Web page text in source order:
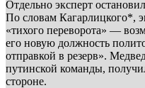
Отдельно эксперт
По словам Кагарлицкого*,
«тихого переворота» —
его новую должность
отправкой в резерв».
путинской команды,
стороне.